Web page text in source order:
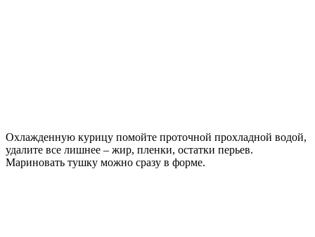
Охлажденную курицу помойте проточной прохладной водой,
удалите все лишнее – жир, пленки, остатки перьев.
Мариновать тушку можно сразу в форме.